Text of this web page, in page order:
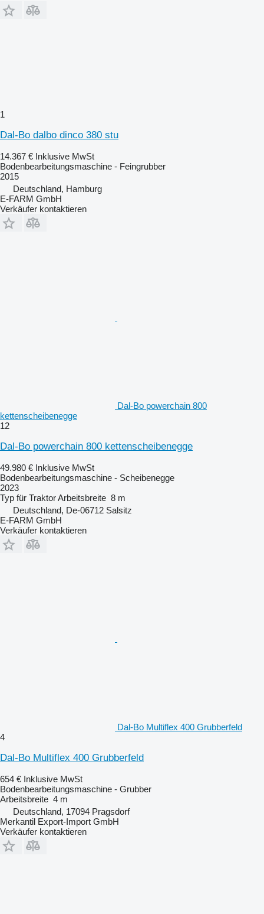
1
Dal-Bo dalbo dinco 380 stu
14.367 € Inklusive MwSt
Bodenbearbeitungsmaschine - Feingrubber
2015
Deutschland, Hamburg
E-FARM GmbH
Verkäufer kontaktieren
Dal-Bo powerchain 800
kettenscheibenegge
12
Dal-Bo powerchain 800 kettenscheibenegge
49.980 € Inklusive MwSt
Bodenbearbeitungsmaschine - Scheibenegge
2023
Typ für TraktorArbeitsbreite 8 m
Deutschland, De-06712 Salsitz
E-FARM GmbH
Verkäufer kontaktieren
Dal-Bo Multiflex 400 Grubberfeld
4
Dal-Bo Multiflex 400 Grubberfeld
654 € Inklusive MwSt
Bodenbearbeitungsmaschine - Grubber
Arbeitsbreite 4 m
Deutschland, 17094 Pragsdorf
Merkantil Export-Import GmbH
Verkäufer kontaktieren